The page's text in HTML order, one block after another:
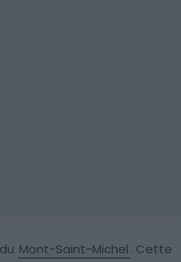
Mont-Saint-Michel. Cette